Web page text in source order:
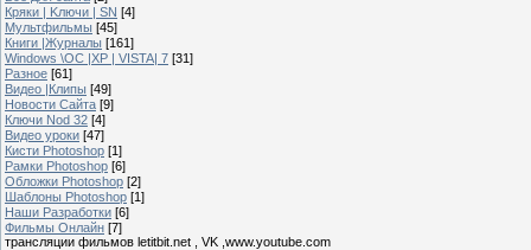
Кряки | Kлючи | SN [4]
Мультфильмы [45]
Книги |Журналы [161]
Windows \OC |XP | VISTA| 7 [31]
Разное [61]
Видео |Клипы [49]
Новости Сайта [9]
Ключи Nod 32 [4]
Видео уроки [47]
Кисти Photoshop [1]
Рамки Photoshop [6]
Обложки Photoshop [2]
Шаблоны Photoshop [1]
Наши Разработки [6]
Фильмы Онлайн [7]
трансляции фильмов letitbit.net , VK ,www.youtube.com